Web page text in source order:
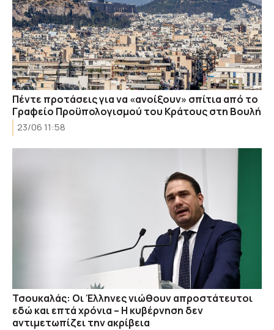
Πέντε προτάσεις για να «ανοίξουν» σπίτια από το
Γραφείο Προϋπολογισμού του Κράτους στη Βουλή
23/06 11:58
Τσουκαλάς: Οι Έλληνες νιώθουν απροστάτευτοι
εδώ και επτά χρόνια – Η κυβέρνηση δεν
αντιμετωπίζει την ακρίβεια